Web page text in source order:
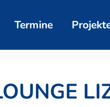
Termine